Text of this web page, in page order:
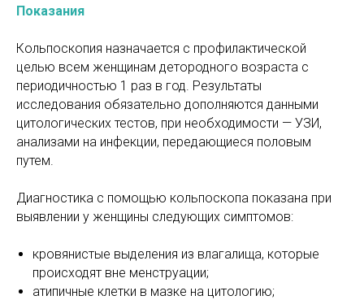
Показания
Кольпоскопия назначается с профилактической
целью всем женщинам детородного возраста с
периодичностью 1 раз в год. Результаты
исследования обязательно дополняются данными
цитологических тестов, при необходимости — УЗИ,
анализами на инфекции, передающиеся половым
путем.
Диагностика с помощью кольпоскопа показана при
выявлении у женщины следующих симптомов:
кровянистые выделения из влагалища, которые
происходят вне менструации;
атипичные клетки в мазке на цитологию;